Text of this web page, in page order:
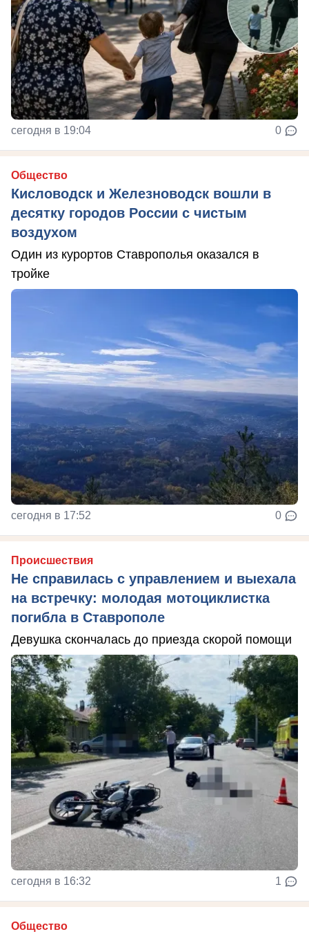
сегодня в 19:04 0
Общество
Кисловодск и Железноводск вошли в
десятку городов России с чистым
воздухом
Один из курортов Ставрополья оказался в
тройке
сегодня в 17:52 0
Происшествия
Не справилась с управлением и выехала
на встречку: молодая мотоциклистка
погибла в Ставрополе
Девушка скончалась до приезда скорой помощи
сегодня в 16:32 1
Общество